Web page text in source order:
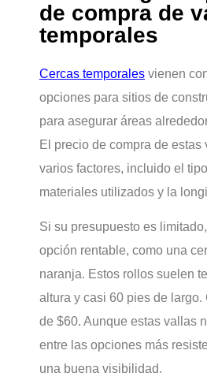
de compra de
temporales
Cercas temporales vienen
opciones para sitios de
para asegurar áreas
El precio de compra de estas
varios factores, incluido el
materiales utilizados y la
Si su presupuesto es
opción rentable, como una
naranja. Estos rollos suelen
altura y casi 60 pies de
de $60. Aunque estas vallas
entre las opciones más
una buena visibilidad.